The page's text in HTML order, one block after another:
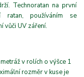
Technoratan na první
ratan, používáním se
vůči UV záření.
v rolích o výšce 1
rozměr v kuse je